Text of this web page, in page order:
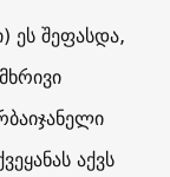
ეს შეფასდა,
აქვს